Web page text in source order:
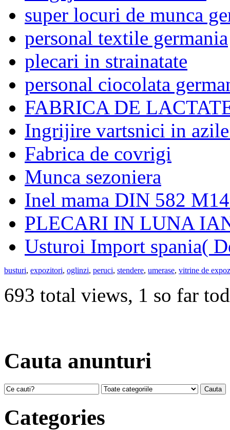
super locuri de munca
personal textile germania
plecari in strainatate
personal ciocolata
FABRICA DE
Ingrijire vartsnici in
Fabrica de covrigi
Munca sezoniera
Inel mama DIN 582
PLECARI IN LUNA
Usturoi Import spania(
busturi, expozitori, oglinzi, peruci, stendere, umerase, vitrine de
693 total views, 1 so far
Cauta anunturi
Categories